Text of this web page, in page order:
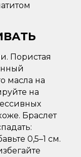
Пористая
масла на
на
Браслет
0,5–1 см.